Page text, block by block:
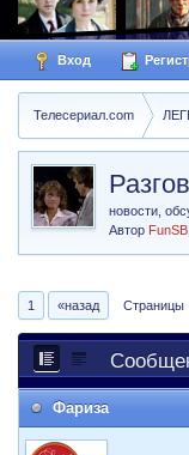
Вход
Телесериал.com
новости,
Автор FunSB
1 «назад Страницы
Фариза